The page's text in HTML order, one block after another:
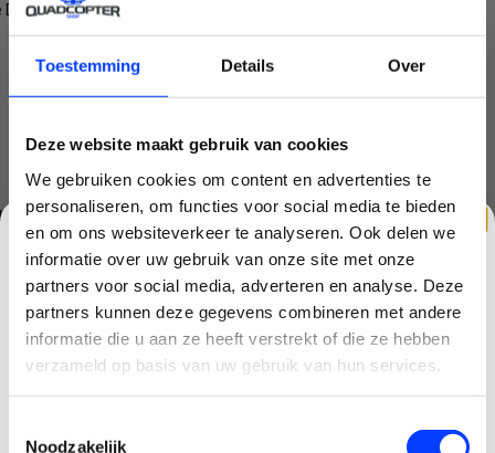
Toestemming Details Over
Deze website maakt gebruik van cookies
We gebruiken cookies om content en advertenties te
personaliseren, om functies voor social media te bieden
en om ons websiteverkeer te analyseren. Ook delen we
informatie over uw gebruik van onze site met onze
partners voor social media, adverteren en analyse. Deze
partners kunnen deze gegevens combineren met andere
informatie die u aan ze heeft verstrekt of die ze hebben
verzameld op basis van uw gebruik van hun services.
Noodzakelijk
DJI Lito X1 is ideaal voor:
Reizigers
Content creators
Vastgoedfotografie
Gebruikers die zonder smartphone willen vliegen
VAN DE VERPAKKING
DJI RC331 Smart Controller
3 Intelligent Flight Batteries
Charging Hub
Schoudertas
Reservepropellers
Gimbalbeschermer
CLAIM KORTING OP JE EERSTE
BESTELLING!